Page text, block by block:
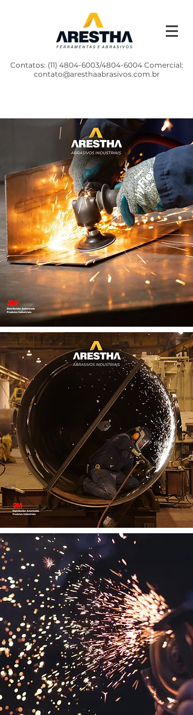
Contatos: (11) 4804-6003/4804-6004 Comercial:
contato@aresthaabrasivos.com.br